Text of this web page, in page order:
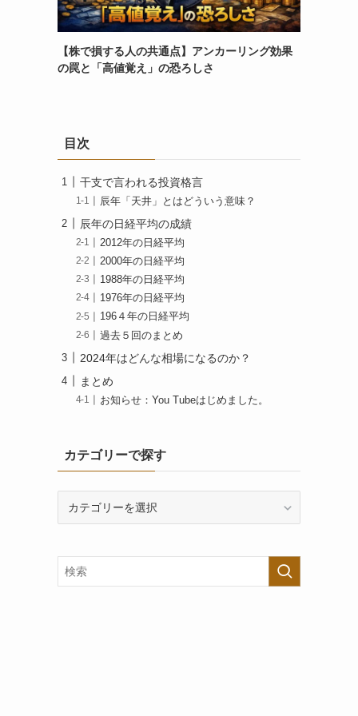
【株で損する人の共通点】アンカーリング効果
の罠と「高値覚え」の恐ろしさ
目次
干支で言われる投資格言
辰年「天井」とはどういう意味？
辰年の日経平均の成績
2012年の日経平均
2000年の日経平均
1988年の日経平均
1976年の日経平均
196４年の日経平均
過去５回のまとめ
2024年はどんな相場になるのか？
まとめ
お知らせ：You Tubeはじめました。
カテゴリーで探す
ー
で